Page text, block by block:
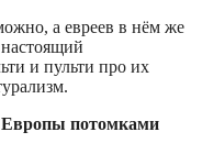
а евреев в нём же
настоящий
и пульти про их
Европы потомками